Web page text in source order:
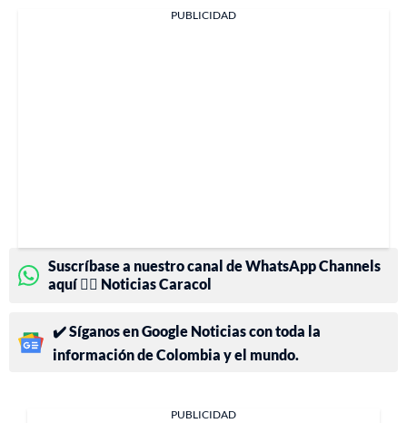
PUBLICIDAD
Suscríbase a nuestro canal de WhatsApp Channels
aquí 👉🏻 Noticias Caracol
✔️ Síganos en Google Noticias con toda la
información de Colombia y el mundo.
PUBLICIDAD